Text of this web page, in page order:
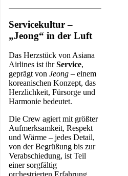
Servicekultur –
„Jeong“ in der Luft
Das Herzstück von Asiana
Airlines ist ihrService,
geprägt von Jeong – einem
koreanischen Konzept, das
Herzlichkeit, Fürsorge und
Harmonie bedeutet.
Die Crew agiert mit größter
Aufmerksamkeit, Respekt
und Wärme – jedes Detail,
von der Begrüßung bis zur
Verabschiedung, ist Teil
einer sorgfältig